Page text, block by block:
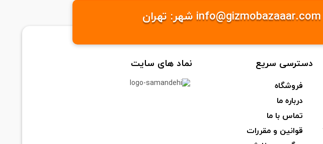
دسترسی سریع
فروشگاه
درباره ما
تماس با ما
قوانین و مقررات
نماد های سایت